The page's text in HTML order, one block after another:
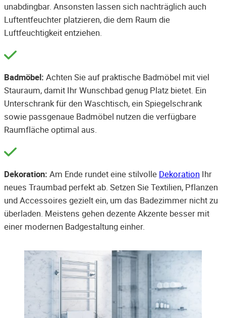
unabdingbar. Ansonsten lassen sich nachträglich auch
Luftentfeuchter platzieren, die dem Raum die
Luftfeuchtigkeit entziehen.
Badmöbel: Achten Sie auf praktische Badmöbel mit viel
Stauraum, damit Ihr Wunschbad genug Platz bietet. Ein
Unterschrank für den Waschtisch, ein Spiegelschrank
sowie passgenaue Badmöbel nutzen die verfügbare
Raumfläche optimal aus.
Dekoration: Am Ende rundet eine stilvolle Dekoration Ihr
neues Traumbad perfekt ab. Setzen Sie Textilien, Pflanzen
und Accessoires gezielt ein, um das Badezimmer nicht zu
überladen. Meistens gehen dezente Akzente besser mit
einer modernen Badgestaltung einher.